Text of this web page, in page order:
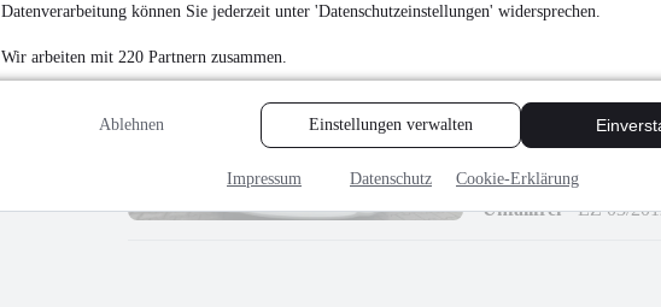
Datenverarbeitung können Sie jederzeit unter 'Datenschutzeinstellungen' widersprechen.
Wir arbeiten mit 220 Partnern zusammen.
Ablehnen Einstellungen verwalten
Impressum Datenschutz Cookie-Erklärung
Toyota Yaris Life
6.490 €
Finanzierung ab
Unfallfrei•EZ 03/